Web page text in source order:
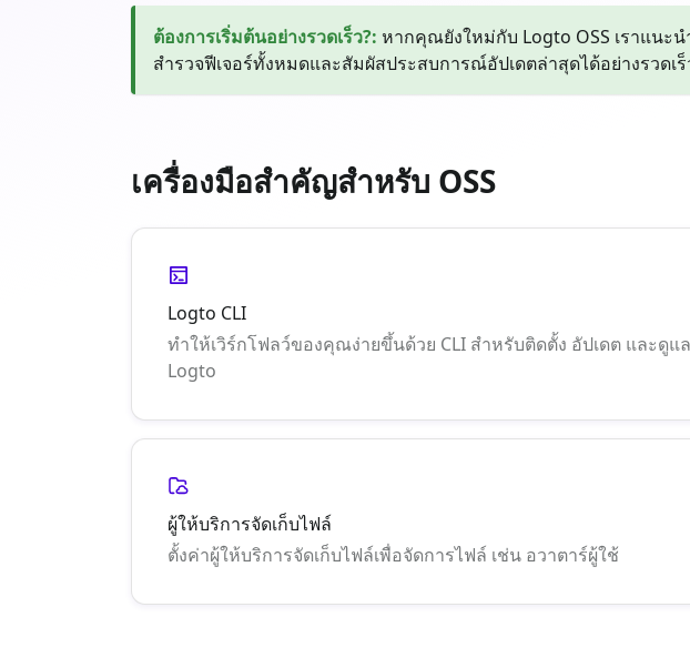
ต้องการเริ่มต้นอย่างรวดเร็ว?: หากคุณยังใหม่กับ Logto OSS เราแน
สำรวจฟีเจอร์ทั้งหมดและสัมผัสประสบการณ์อัปเดตล่าสุดได้อย่างรวดเ
เครื่องมือสำคัญสำหรับ OSS
Logto CLI
ทำให้เวิร์กโฟลว์ของคุณง่ายขึ้นด้วย CLI สำหรับติดตั้ง อัปเดต และดูแล
Logto
ผู้ให้บริการจัดเก็บไฟล์
ตั้งค่าผู้ให้บริการจัดเก็บไฟล์เพื่อจัดการไฟล์ เช่น อวาตาร์ผู้ใช้